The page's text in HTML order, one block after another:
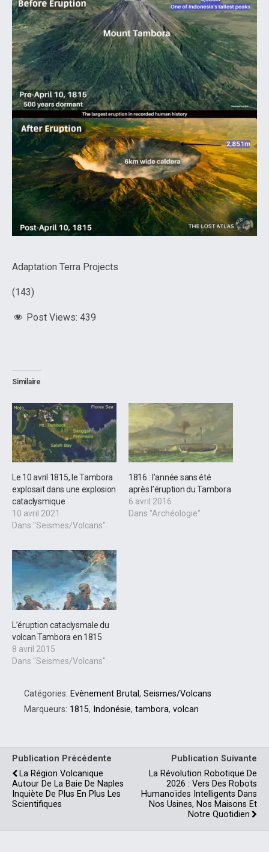
Adaptation Terra Projects
(143)
Post Views: 439
Similaire
Le 10 avril 1815, le Tambora
explosait dans une explosion
cataclysmique
10 avril 2021
Dans "Seismes/Volcans"
1816 : l’année sans été
après l’éruption du Tambora
6 avril 2016
Dans "Archéologie"
L’éruption cataclysmale du
volcan Tambora en 1815
8 avril 2015
Dans "Seismes/Volcans"
Catégories: Evènement Brutal, Seismes/Volcans
Marqueurs: 1815, Indonésie, tambora, volcan
Publication Précédente
La Région Volcanique
Autour De La Baie De Naples
Inquiète De Plus En Plus Les
Scientifiques
Publication Suivante
La Révolution Robotique De
2026 : Vers Des Robots
Humanoïdes Intelligents Dans
Nos Usines, Nos Maisons Et
Notre Quotidien